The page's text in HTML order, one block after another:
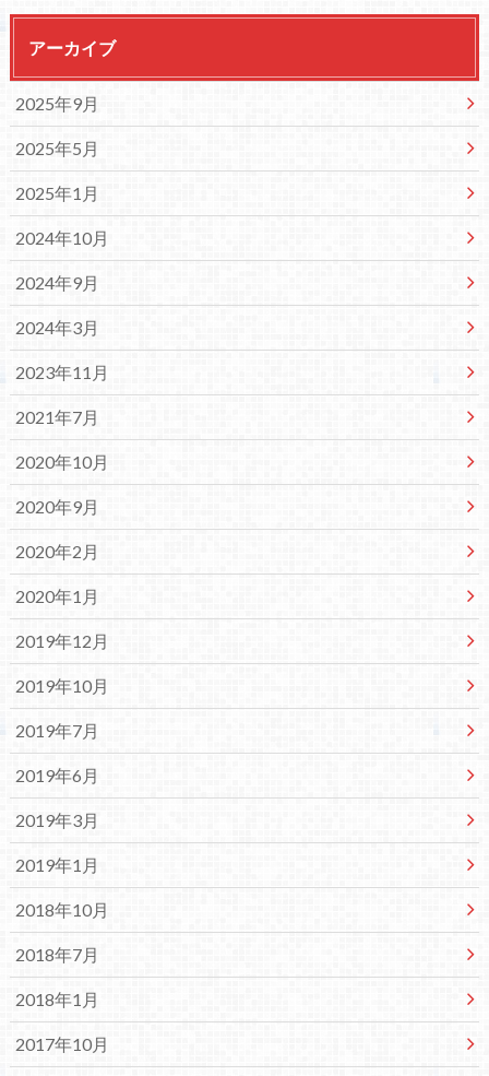
アーカイブ
2025年9月
2025年5月
2025年1月
2024年10月
2024年9月
2024年3月
2023年11月
2021年7月
2020年10月
2020年9月
2020年2月
2020年1月
2019年12月
2019年10月
2019年7月
2019年6月
2019年3月
2019年1月
2018年10月
2018年7月
2018年1月
2017年10月